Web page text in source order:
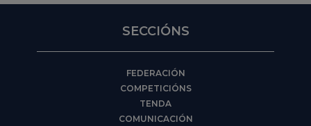
SECCIÓNS
FEDERACIÓN
COMPETICIÓNS
TENDA
COMUNICACIÓN